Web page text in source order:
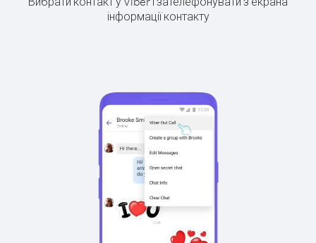
інформації контакту